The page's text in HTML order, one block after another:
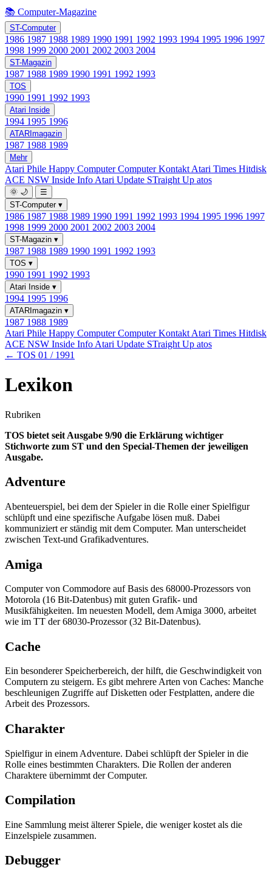
📚 Computer-Magazine
ST-Computer
1986 1987 1988 1989 1990 1991 1992 1993 1994 1995 1996 1997
1998 1999 2000 2001 2002 2003 2004
ST-Magazin
1987 1988 1989 1990 1991 1992 1993
TOS
1990 1991 1992 1993
Atari Inside
1994 1995 1996
ATARImagazin
1987 1988 1989
Mehr
Atari Phile Happy ComputerComputer Kontakt Atari Times Hitdisk
ACE NSW Inside Info Atari Update STraight Up atos
🌞 🌙
☰
ST-Computer ▾
1986 1987 1988 1989 1990 1991 1992 1993 1994 1995 1996 1997
1998 1999 2000 2001 2002 2003 2004
ST-Magazin ▾
1987 1988 1989 1990 1991 1992 1993
TOS ▾
1990 1991 1992 1993
Atari Inside ▾
1994 1995 1996
ATARImagazin ▾
1987 1988 1989
Atari Phile Happy ComputerComputer Kontakt Atari Times Hitdisk
ACE NSW Inside Info Atari Update STraight Up atos
← TOS 01 / 1991
Lexikon
Rubriken
TOS bietet seit Ausgabe 9/90 die Erklärung wichtiger
Stichworte zum ST und den Special-Themen der jeweiligen
Ausgabe.
Adventure
Abenteuerspiel, bei dem der Spieler in die Rolle einer Spielfigur
schlüpft und eine spezifische Aufgabe lösen muß. Dabei
kommuniziert er ständig mit dem Computer. Man unterscheidet
zwischen Text-und Grafikadventures.
Amiga
Computer von Commodore auf Basis des 68000-Prozessors von
Motorola (16 Bit-Datenbus) mit guten Grafik- und
Musikfähigkeiten. Im neuesten Modell, dem Amiga 3000, arbeitet
wie im TT der 68030-Prozessor (32 Bit-Datenbus).
Cache
Ein besonderer Speicherbereich, der hilft, die Geschwindigkeit von
Computern zu steigern. Es gibt mehrere Arten von Caches: Manche
beschleunigen Zugriffe auf Disketten oder Festplatten, andere die
Arbeit des Prozessors.
Charakter
Spielfigur in einem Adventure. Dabei schlüpft der Spieler in die
Rolle eines bestimmten Charakters. Die Rollen der anderen
Charaktere übernimmt der Computer.
Compilation
Eine Sammlung meist älterer Spiele, die weniger kostet als die
Einzelspiele zusammen.
Debugger